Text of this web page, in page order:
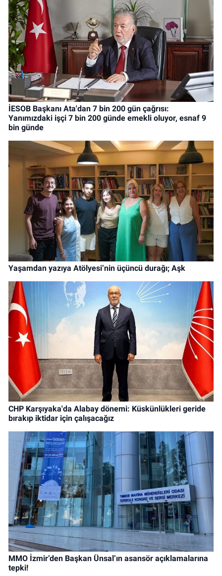
İESOB Başkanı Ata'dan 7 bin 200 gün çağrısı:
Yanımızdaki işçi 7 bin 200 günde emekli oluyor, esnaf 9
bin günde
Yaşamdan yazıya Atölyesi’nin üçüncü durağı; Aşk
CHP Karşıyaka'da Alabay dönemi: Küskünlükleri geride
bırakıp iktidar için çalışacağız
MMO İzmir’den Başkan Ünsal’ın asansör açıklamalarına
tepki!